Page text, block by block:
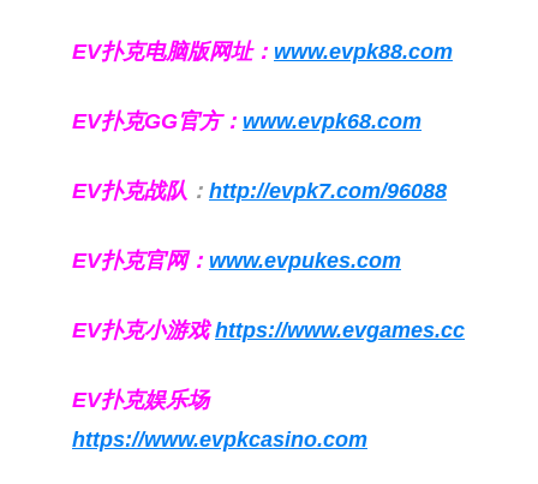
EV扑克电脑版网址： www.evpk88.com
EV扑克GG官方： www.evpk68.com
EV扑克战队 ： http://evpk7.com/96088
EV扑克官网： www.evpukes.com
EV扑克小游戏https://www.evgames.cc
EV扑克娱乐场
https://www.evpkcasino.com